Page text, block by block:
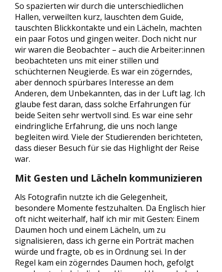
So spazierten wir durch die unterschiedlichen
Hallen, verweilten kurz, lauschten dem Guide,
tauschten Blickkontakte und ein Lächeln, machten
ein paar Fotos und gingen weiter. Doch nicht nur
wir waren die Beobachter – auch die Arbeiter:innen
beobachteten uns mit einer stillen und
schüchternen Neugierde. Es war ein zögerndes,
aber dennoch spürbares Interesse an dem
Anderen, dem Unbekannten, das in der Luft lag. Ich
glaube fest daran, dass solche Erfahrungen für
beide Seiten sehr wertvoll sind. Es war eine sehr
eindringliche Erfahrung, die uns noch lange
begleiten wird. Viele der Studierenden berichteten,
dass dieser Besuch für sie das Highlight der Reise
war.
Mit Gesten und Lächeln kommunizieren
Als Fotografin nutzte ich die Gelegenheit,
besondere Momente festzuhalten. Da Englisch hier
oft nicht weiterhalf, half ich mir mit Gesten: Einem
Daumen hoch und einem Lächeln, um zu
signalisieren, dass ich gerne ein Porträt machen
würde und fragte, ob es in Ordnung sei. In der
Regel kam ein zögerndes Daumen hoch, gefolgt